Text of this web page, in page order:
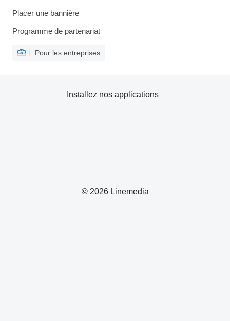
Placer une bannière
Programme de partenariat
Pour les entreprises
© 2026 Linemedia
Installez nos applications